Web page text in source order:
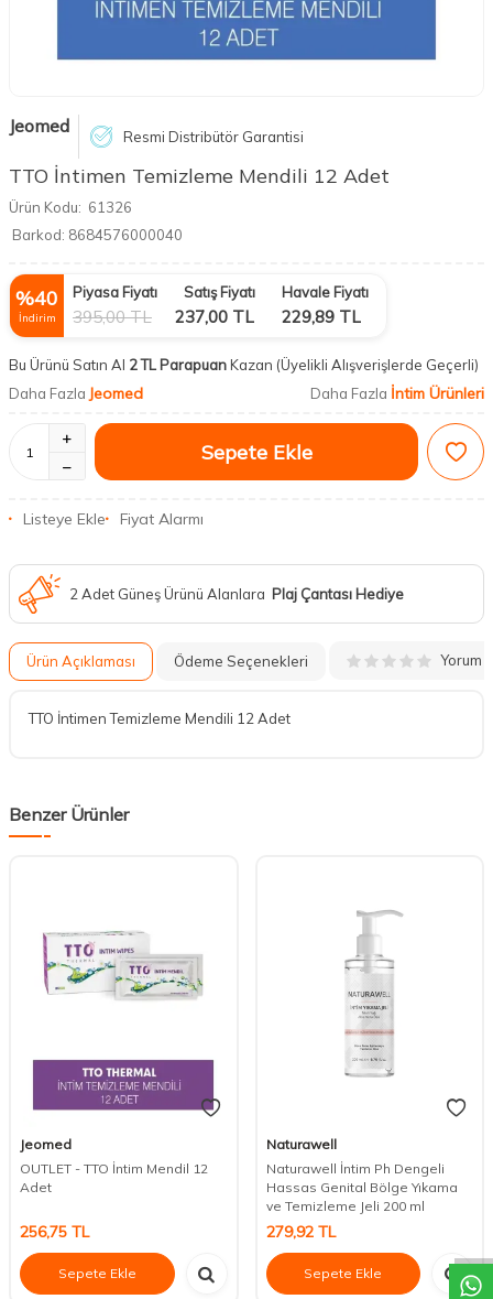
Jeomed Resmi Distribütör Garantisi
TTO İntimen Temizleme Mendili 12 Adet
Ürün Kodu: 61326
Barkod: 8684576000040
%40
İndirim
Piyasa Fiyatı
395,00TL
Satış Fiyatı
237,00 TL
Havale Fiyatı
229,89 TL
Bu Ürünü Satın Al 2 TL ParapuanKazan (Üyelikli Alışverişlerde Geçerli)
Daha Fazla Jeomed Daha Fazla İntim Ürünleri
Sepete Ekle
Listeye Ekle Fiyat Alarmı
2 Adet Güneş Ürünü Alanlara Plaj Çantası Hediye
Ürün Açıklaması Ödeme Seçenekleri Yorum
TTO İntimen Temizleme Mendili 12 Adet
Benzer Ürünler
Jeomed
OUTLET - TTO İntim Mendil 12
Adet
256,75 TL
Sepete Ekle
Naturawell
Naturawell İntim Ph Dengeli
Hassas Genital Bölge Yıkama
ve Temizleme Jeli 200 ml
279,92TL
Sepete Ekle